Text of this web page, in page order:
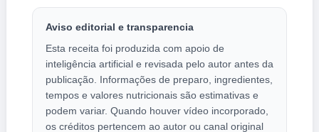
Aviso editorial e transparencia
Esta receita foi produzida com apoio de
inteligência artificial e revisada pelo autor antes da
publicação. Informações de preparo, ingredientes,
tempos e valores nutricionais são estimativas e
podem variar. Quando houver vídeo incorporado,
os créditos pertencem ao autor ou canal original